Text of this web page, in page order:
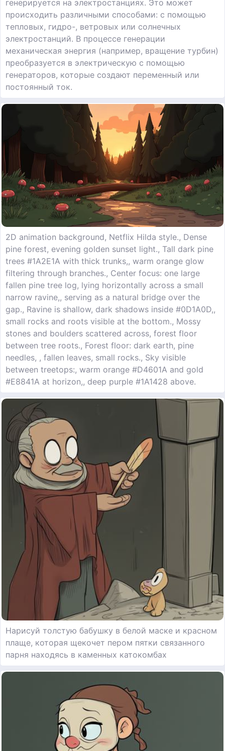
генерируется на электростанциях. Это может
происходить различными способами: с помощью
тепловых, гидро-, ветровых или солнечных
электростанций. В процессе генерации
механическая энергия (например, вращение турбин)
преобразуется в электрическую с помощью
генераторов, которые создают переменный или
постоянный ток.
2D animation background, Netflix Hilda style., Dense
pine forest, evening golden sunset light., Tall dark pine
trees #1A2E1A with thick trunks,, warm orange glow
filtering through branches., Center focus: one large
fallen pine tree log, lying horizontally across a small
narrow ravine,, serving as a natural bridge over the
gap., Ravine is shallow, dark shadows inside #0D1A0D,,
small rocks and roots visible at the bottom., Mossy
stones and boulders scattered across, forest floor
between tree roots., Forest floor: dark earth, pine
needles, , fallen leaves, small rocks., Sky visible
between treetops:, warm orange #D4601A and gold
#E8841A at horizon,, deep purple #1A1428 above.
Нарисуй толстую бабушку в белой маске и красном
плаще, которая щекочет пером пятки связанного
парня находясь в каменных катокомбах